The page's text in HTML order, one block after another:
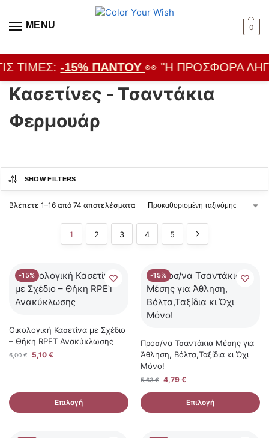
MENU 0
ΤΙΜΈΣ: -15% ΠΑΝΤΟΎ👀 "Η ΠΡΟΣΦΟΡΆ
Κασετίνες - Τσαντάκια
Φερμουάρ
SHOW FILTERS
Βλέπετε 1–16 από 74 αποτελέσματα
1 2 3 4 5
-15%
Οικολογική Κασετίνα με Σχέδιο
– Θήκη RPET Ανακύκλωσης
6,00€ 5,10 €
Επιλογή
-15%
Προσ/να Τσαντάκια Μέσης για
Άθληση, Βόλτα,Ταξίδια κι Όχι
Μόνο!
5,63€ 4,79 €
Επιλογή